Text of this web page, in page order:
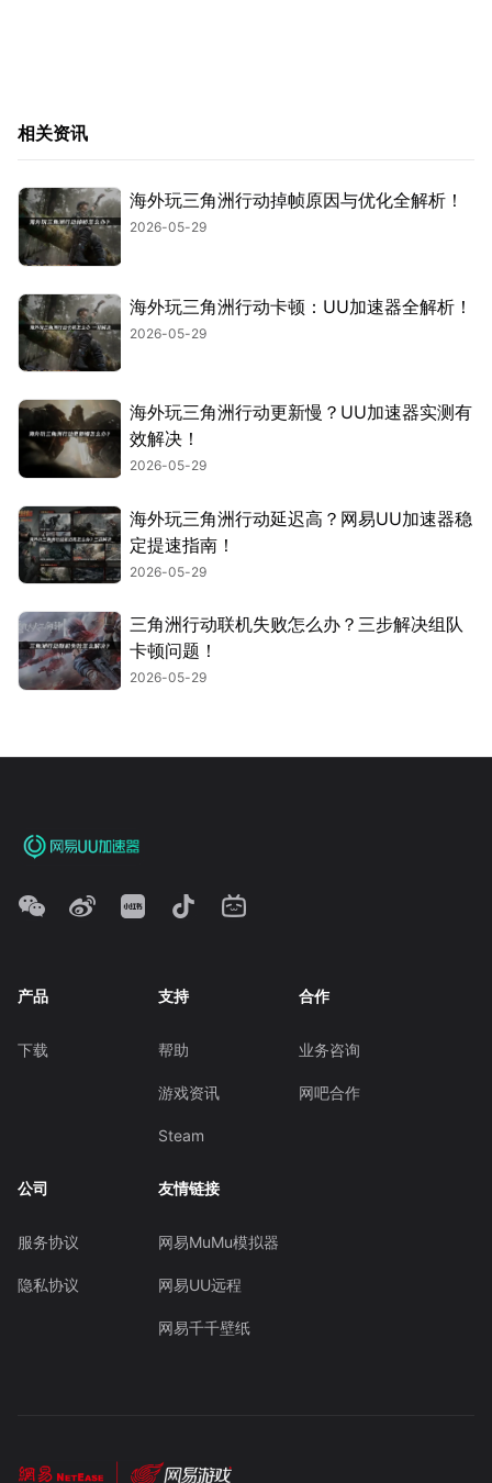
相关资讯
海外玩三角洲行动掉帧原因与优化全解析！
2026-05-29
海外玩三角洲行动卡顿：UU加速器全解析！
2026-05-29
海外玩三角洲行动更新慢？UU加速器实测有
效解决！
2026-05-29
海外玩三角洲行动延迟高？网易UU加速器稳
定提速指南！
2026-05-29
三角洲行动联机失败怎么办？三步解决组队
卡顿问题！
2026-05-29
产品
下载
支持
帮助
游戏资讯
Steam
合作
业务咨询
网吧合作
公司
服务协议
隐私协议
友情链接
网易MuMu模拟器
网易UU远程
网易千千壁纸